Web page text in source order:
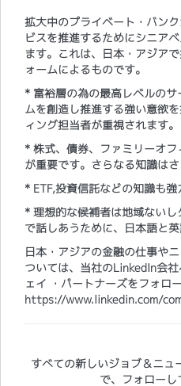
拡大中のプライベート・バン
ビスを推進するためにシニア
ます。これは、日本・アジア
ォームによるものです。
* 富裕層の為の最高レベルの
ムを創造し推進する強い意欲
ィング担当者が重視されます。
* 株式、債券、ファミリーオ
が重要です。さらなる知識はさ
* ETF,投資信託などの知識も強
* 理想的な候補者は地域ない
で話しあうために、日本語と英
日本・アジアの金融の仕事や
ついては、当社のLinkedIn会
ェイ ・パートナーズをフォロ
https://www.linkedin.com/
すべての新しいジョブ＆ニュ
で、フォローし